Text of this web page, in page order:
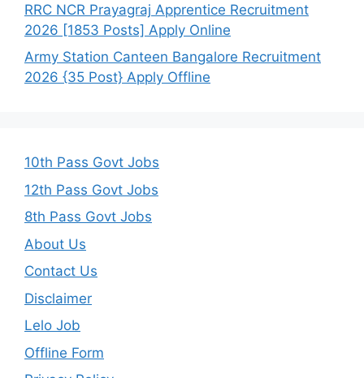
RRC NCR Prayagraj Apprentice Recruitment
2026 [1853 Posts] Apply Online
Army Station Canteen Bangalore Recruitment
2026 {35 Post} Apply Offline
10th Pass Govt Jobs
12th Pass Govt Jobs
8th Pass Govt Jobs
About Us
Contact Us
Disclaimer
Lelo Job
Offline Form